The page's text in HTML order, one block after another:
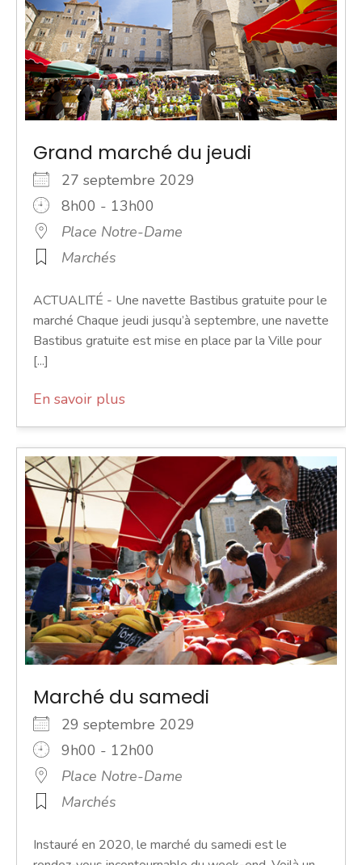
Grand marché du jeudi
27 septembre 2029
8h00 - 13h00
Place Notre-Dame
Marchés
ACTUALITÉ - Une navette Bastibus gratuite pour le
marché Chaque jeudi jusqu’à septembre, une navette
Bastibus gratuite est mise en place par la Ville pour
[...]
En savoir plus
Marché du samedi
29 septembre 2029
9h00 - 12h00
Place Notre-Dame
Marchés
Instauré en 2020, le marché du samedi est le